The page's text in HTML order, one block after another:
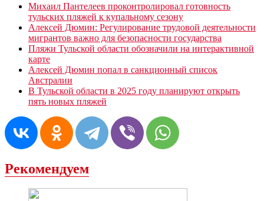
Михаил Пантелеев проконтролировал готовность
тульских пляжей к купальному сезону
Алексей Дюмин: Регулирование трудовой деятельности
мигрантов важно для безопасности государства
Пляжи Тульской области обозначили на интерактивной
карте
Алексей Дюмин попал в санкционный список
Австралии
В Тульской области в 2025 году планируют открыть
пять новых пляжей
Рекомендуем